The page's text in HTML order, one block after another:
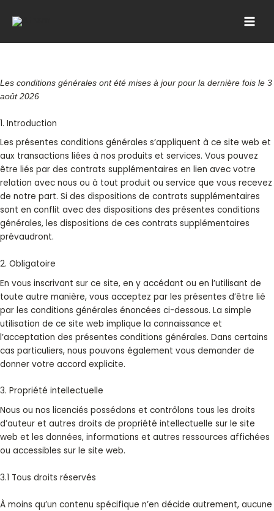
Les conditions générales ont été mises à jour pour la dernière fois le 3
août 2026
1. Introduction
Les présentes conditions générales s’appliquent à ce site web et
aux transactions liées à nos produits et services. Vous pouvez
être liés par des contrats supplémentaires en lien avec votre
relation avec nous ou à tout produit ou service que vous recevez
de notre part. Si des dispositions de contrats supplémentaires
sont en conflit avec des dispositions des présentes conditions
générales, les dispositions de ces contrats supplémentaires
prévaudront.
2. Obligatoire
En vous inscrivant sur ce site, en y accédant ou en l’utilisant de
toute autre manière, vous acceptez par les présentes d’être lié
par les conditions générales énoncées ci-dessous. La simple
utilisation de ce site web implique la connaissance et
l’acceptation des présentes conditions générales. Dans certains
cas particuliers, nous pouvons également vous demander de
donner votre accord explicite.
3. Propriété intellectuelle
Nous ou nos licenciés possédons et contrôlons tous les droits
d’auteur et autres droits de propriété intellectuelle sur le site
web et les données, informations et autres ressources affichées
ou accessibles sur le site web.
3.1 Tous droits réservés
À moins qu’un contenu spécifique n’en décide autrement, aucune